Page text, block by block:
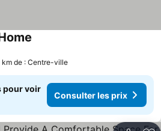
km de : Centre-ville
pour voir
Consulter les prix